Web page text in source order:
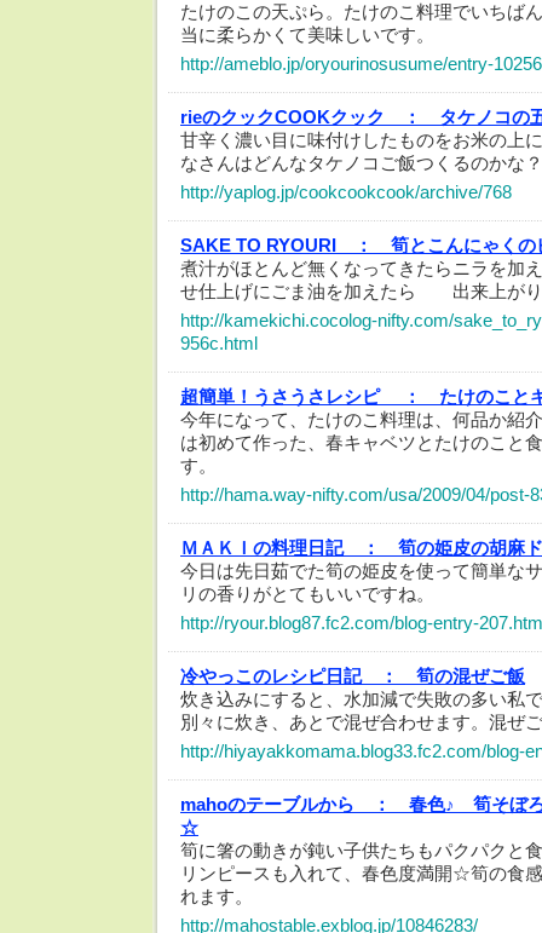
たけのこの天ぷら。たけのこ料理でいちば
当に柔らかくて美味しいです。
http://ameblo.jp/oryourinosusume/entry-
rieのクックCOOKクック ：
タケノコの
甘辛く濃い目に味付けしたものをお米の上
なさんはどんなタケノコご飯つくるのかな
http://yaplog.jp/cookcookcook/archive/768
SAKE TO RYOURI ：
筍とこんにゃくの
煮汁がほとんど無くなってきたらニラを
せ仕上げにごま油を加えたら 出来上が
http://kamekichi.cocolog-nifty.com/
956c.html
超簡単！うさうさレシピ ：
たけのこと
今年になって、たけのこ料理は、何品か
は初めて作った、春キャベツとたけのこ
す。
http://hama.way-nifty.com/usa/2009/04/post-
ＭＡＫＩの料理日記 ：
筍の姫皮の胡麻
今日は先日茹でた筍の姫皮を使って簡単な
リの香りがとてもいいですね。
http://ryour.blog87.fc2.com/blog-entry-
冷やっこのレシピ日記 ：
筍の混ぜご飯
炊き込みにすると、水加減で失敗の多い私
別々に炊き、あとで混ぜ合わせます。混ぜ
http://hiyayakkomama.blog33.fc2.com/blog-
mahoのテーブルから ：
春色♪ 筍そぼ
☆
筍に箸の動きが鈍い子供たちもパクパクと
リンピースも入れて、春色度満開☆筍の食
れます。
http://mahostable.exblog.jp/10846283/